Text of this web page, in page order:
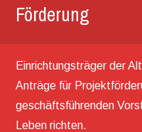
Förderung
Einrichtungsträger der
Anträge für
geschäftsführenden
Leben richten.